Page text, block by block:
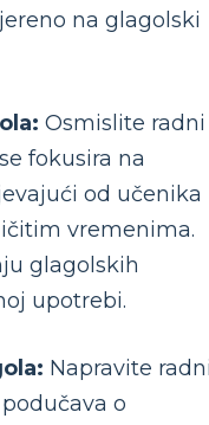
na glagolski
Osmislite radni
fokusira na
od učenika
vremenima.
glagolskih
upotrebi.
Napravite
o